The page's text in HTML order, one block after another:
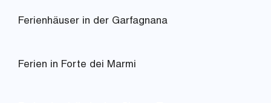
Ferienhäuser in der Garfagnana
Ferien in Forte dei Marmi